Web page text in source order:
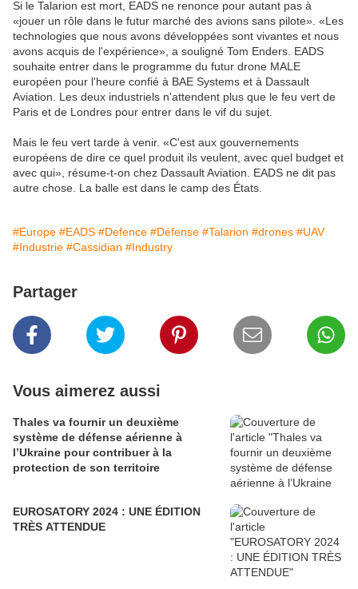
Si le Talarion est mort, EADS ne renonce pour autant pas à
«jouer un rôle dans le futur marché des avions sans pilote». «Les
technologies que nous avons développées sont vivantes et nous
avons acquis de l'expérience», a souligné Tom Enders. EADS
souhaite entrer dans le programme du futur drone MALE
européen pour l'heure confié à BAE Systems et à Dassault
Aviation. Les deux industriels n'attendent plus que le feu vert de
Paris et de Londres pour entrer dans le vif du sujet.
Mais le feu vert tarde à venir. «C'est aux gouvernements
européens de dire ce quel produit ils veulent, avec quel budget et
avec qui», résume-t-on chez Dassault Aviation. EADS ne dit pas
autre chose. La balle est dans le camp des États.
#Europe #EADS #Defence #Défense #Talarion #drones #UAV
#Industrie #Cassidian #Industry
Partager
Vous aimerez aussi
Thales va fournir un deuxième
système de défense aérienne à
l’Ukraine pour contribuer à la
protection de son territoire
EUROSATORY 2024 : UNE ÉDITION
TRÈS ATTENDUE